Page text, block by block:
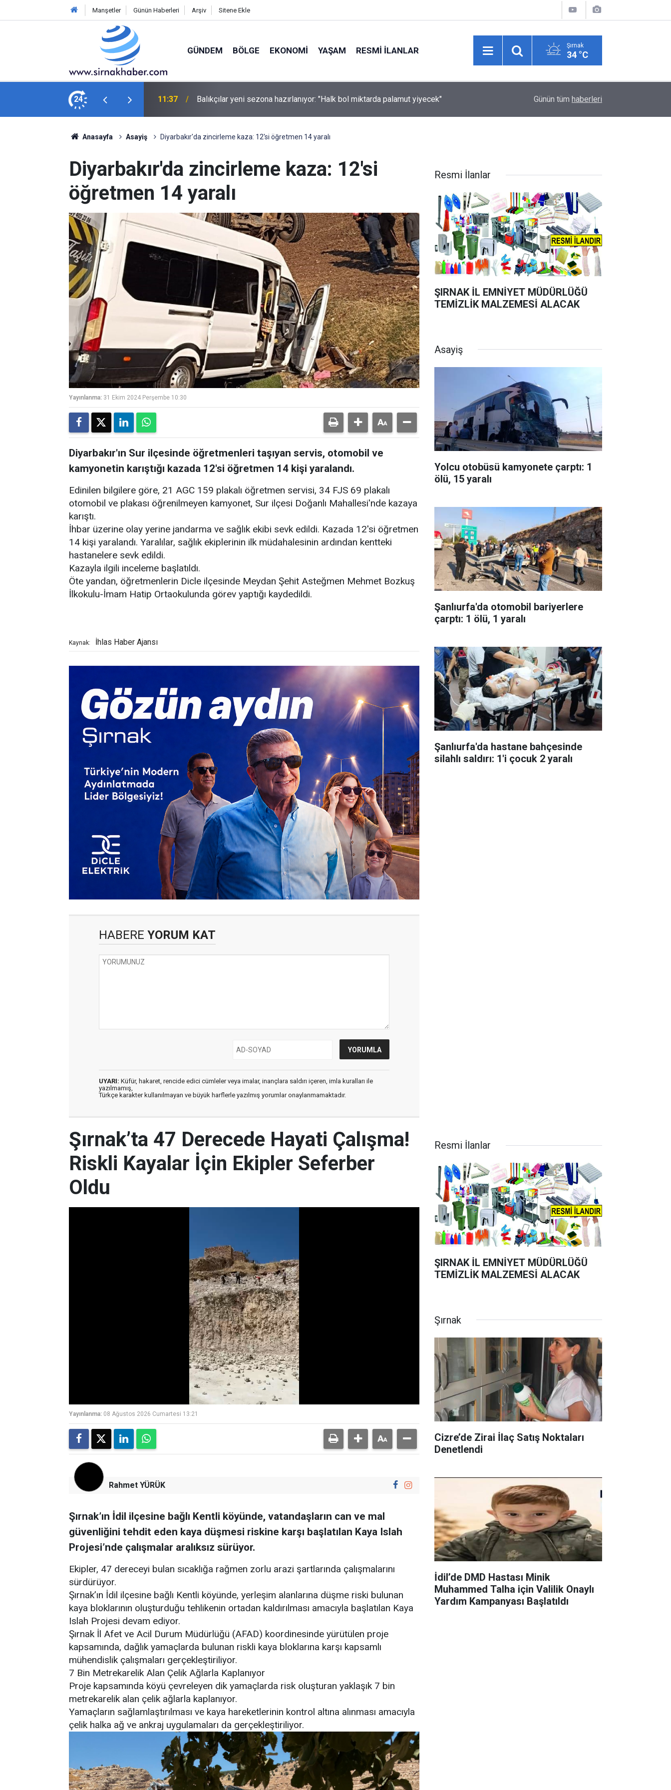
Manşetler Günün Haberleri Arşiv Sitene Ekle
GÜNDEM BÖLGE EKONOMI YAŞAM RESMI İLANLAR Şırnak
34 °C
24
"Halk bol miktarda palamut yiyecek" 11:01 Üzüm üreticilerine kritik hasat uyarısı! Yolcu otobüsü kamyonete çarptı: 1 ölü, 15 yaralı
Günün tüm haberleri
Anasayfa Asayiş Diyarbakır'da zincirleme kaza: 12'si öğretmen 14 yaralı
Diyarbakır'da zincirleme kaza: 12'si
öğretmen 14 yaralı
Yayınlanma: 31 Ekim 2024 Perşembe 10:30
Diyarbakır'ın Sur ilçesinde öğretmenleri taşıyan servis, otomobil ve
kamyonetin karıştığı kazada 12'si öğretmen 14 kişi yaralandı.
Edinilen bilgilere göre, 21 AGC 159 plakalı öğretmen servisi, 34 FJS 69 plakalı
otomobil ve plakası öğrenilmeyen kamyonet, Sur ilçesi Doğanlı Mahallesi'nde kazaya
karıştı.
İhbar üzerine olay yerine jandarma ve sağlık ekibi sevk edildi. Kazada 12'si öğretmen
14 kişi yaralandı. Yaralılar, sağlık ekiplerinin ilk müdahalesinin ardından kentteki
hastanelere sevk edildi.
Kazayla ilgili inceleme başlatıldı.
Öte yandan, öğretmenlerin Dicle ilçesinde Meydan Şehit Asteğmen Mehmet Bozkuş
İlkokulu-İmam Hatip Ortaokulunda görev yaptığı kaydedildi.
Kaynak: İhlas Haber Ajansı
HABERE YORUM KAT
UYARI: Küfür, hakaret, rencide edici cümleler veya imalar, inançlara saldırı içeren, imla kuralları ile
yazılmamış,
Türkçe karakter kullanılmayan ve büyük harflerle yazılmış yorumlar onaylanmamaktadır.
Resmi İlanlar
ŞIRNAK İL EMNİYET MÜDÜRLÜĞÜ
TEMİZLİK MALZEMESİ ALACAK
Asayiş
Yolcu otobüsü kamyonete çarptı: 1
ölü, 15 yaralı
Şanlıurfa'da otomobil bariyerlere
çarptı: 1 ölü, 1 yaralı
Şanlıurfa'da hastane bahçesinde
silahlı saldırı: 1'i çocuk 2 yaralı
Şırnak’ta 47 Derecede Hayati Çalışma!
Riskli Kayalar İçin Ekipler Seferber
Oldu
Yayınlanma: 08 Ağustos 2026 Cumartesi 13:21
Rahmet YÜRÜK
Şırnak’ın İdil ilçesine bağlı Kentli köyünde, vatandaşların can ve mal
güvenliğini tehdit eden kaya düşmesi riskine karşı başlatılan Kaya Islah
Projesi’nde çalışmalar aralıksız sürüyor.
Ekipler, 47 dereceyi bulan sıcaklığa rağmen zorlu arazi şartlarında çalışmalarını
sürdürüyor.
Şırnak’ın İdil ilçesine bağlı Kentli köyünde, yerleşim alanlarına düşme riski bulunan
kaya bloklarının oluşturduğu tehlikenin ortadan kaldırılması amacıyla başlatılan Kaya
Islah Projesi devam ediyor.
Şırnak İl Afet ve Acil Durum Müdürlüğü (AFAD) koordinesinde yürütülen proje
kapsamında, dağlık yamaçlarda bulunan riskli kaya bloklarına karşı kapsamlı
mühendislik çalışmaları gerçekleştiriliyor.
7 Bin Metrekarelik Alan Çelik Ağlarla Kaplanıyor
Proje kapsamında köyü çevreleyen dik yamaçlarda risk oluşturan yaklaşık 7 bin
metrekarelik alan çelik ağlarla kaplanıyor.
Yamaçların sağlamlaştırılması ve kaya hareketlerinin kontrol altına alınması amacıyla
çelik halka ağ ve ankraj uygulamaları da gerçekleştiriliyor.
Resmi İlanlar
ŞIRNAK İL EMNİYET MÜDÜRLÜĞÜ
TEMİZLİK MALZEMESİ ALACAK
Şırnak
Cizre’de Zirai İlaç Satış Noktaları
Denetlendi
İdil’de DMD Hastası Minik
Muhammed Talha için Valilik Onaylı
Yardım Kampanyası Başlatıldı